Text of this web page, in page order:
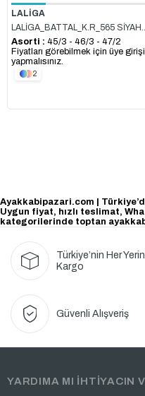
LALİGA
Asorti : 45/3 - 46/3 - 47/2
Fiyatları görebilmek için üye girişi
yapmalısınız.
2
Ayakkabipazari.com |
Uygun fiyat, hızlı teslimat,
kategorilerinde toptan
Türkiye’nin Her
Kargo
Güvenli Alışveriş
YARDIMA MI İHTİYACIN